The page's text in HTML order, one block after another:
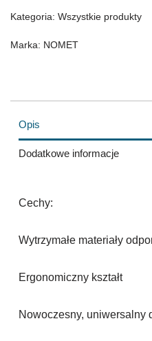
Kategoria: Wszystkie produkty
Marka: NOMET
Opis
Dodatkowe informacje
Cechy:
Wytrzymałe materiały
Ergonomiczny kształt
Nowoczesny, uniwersalny